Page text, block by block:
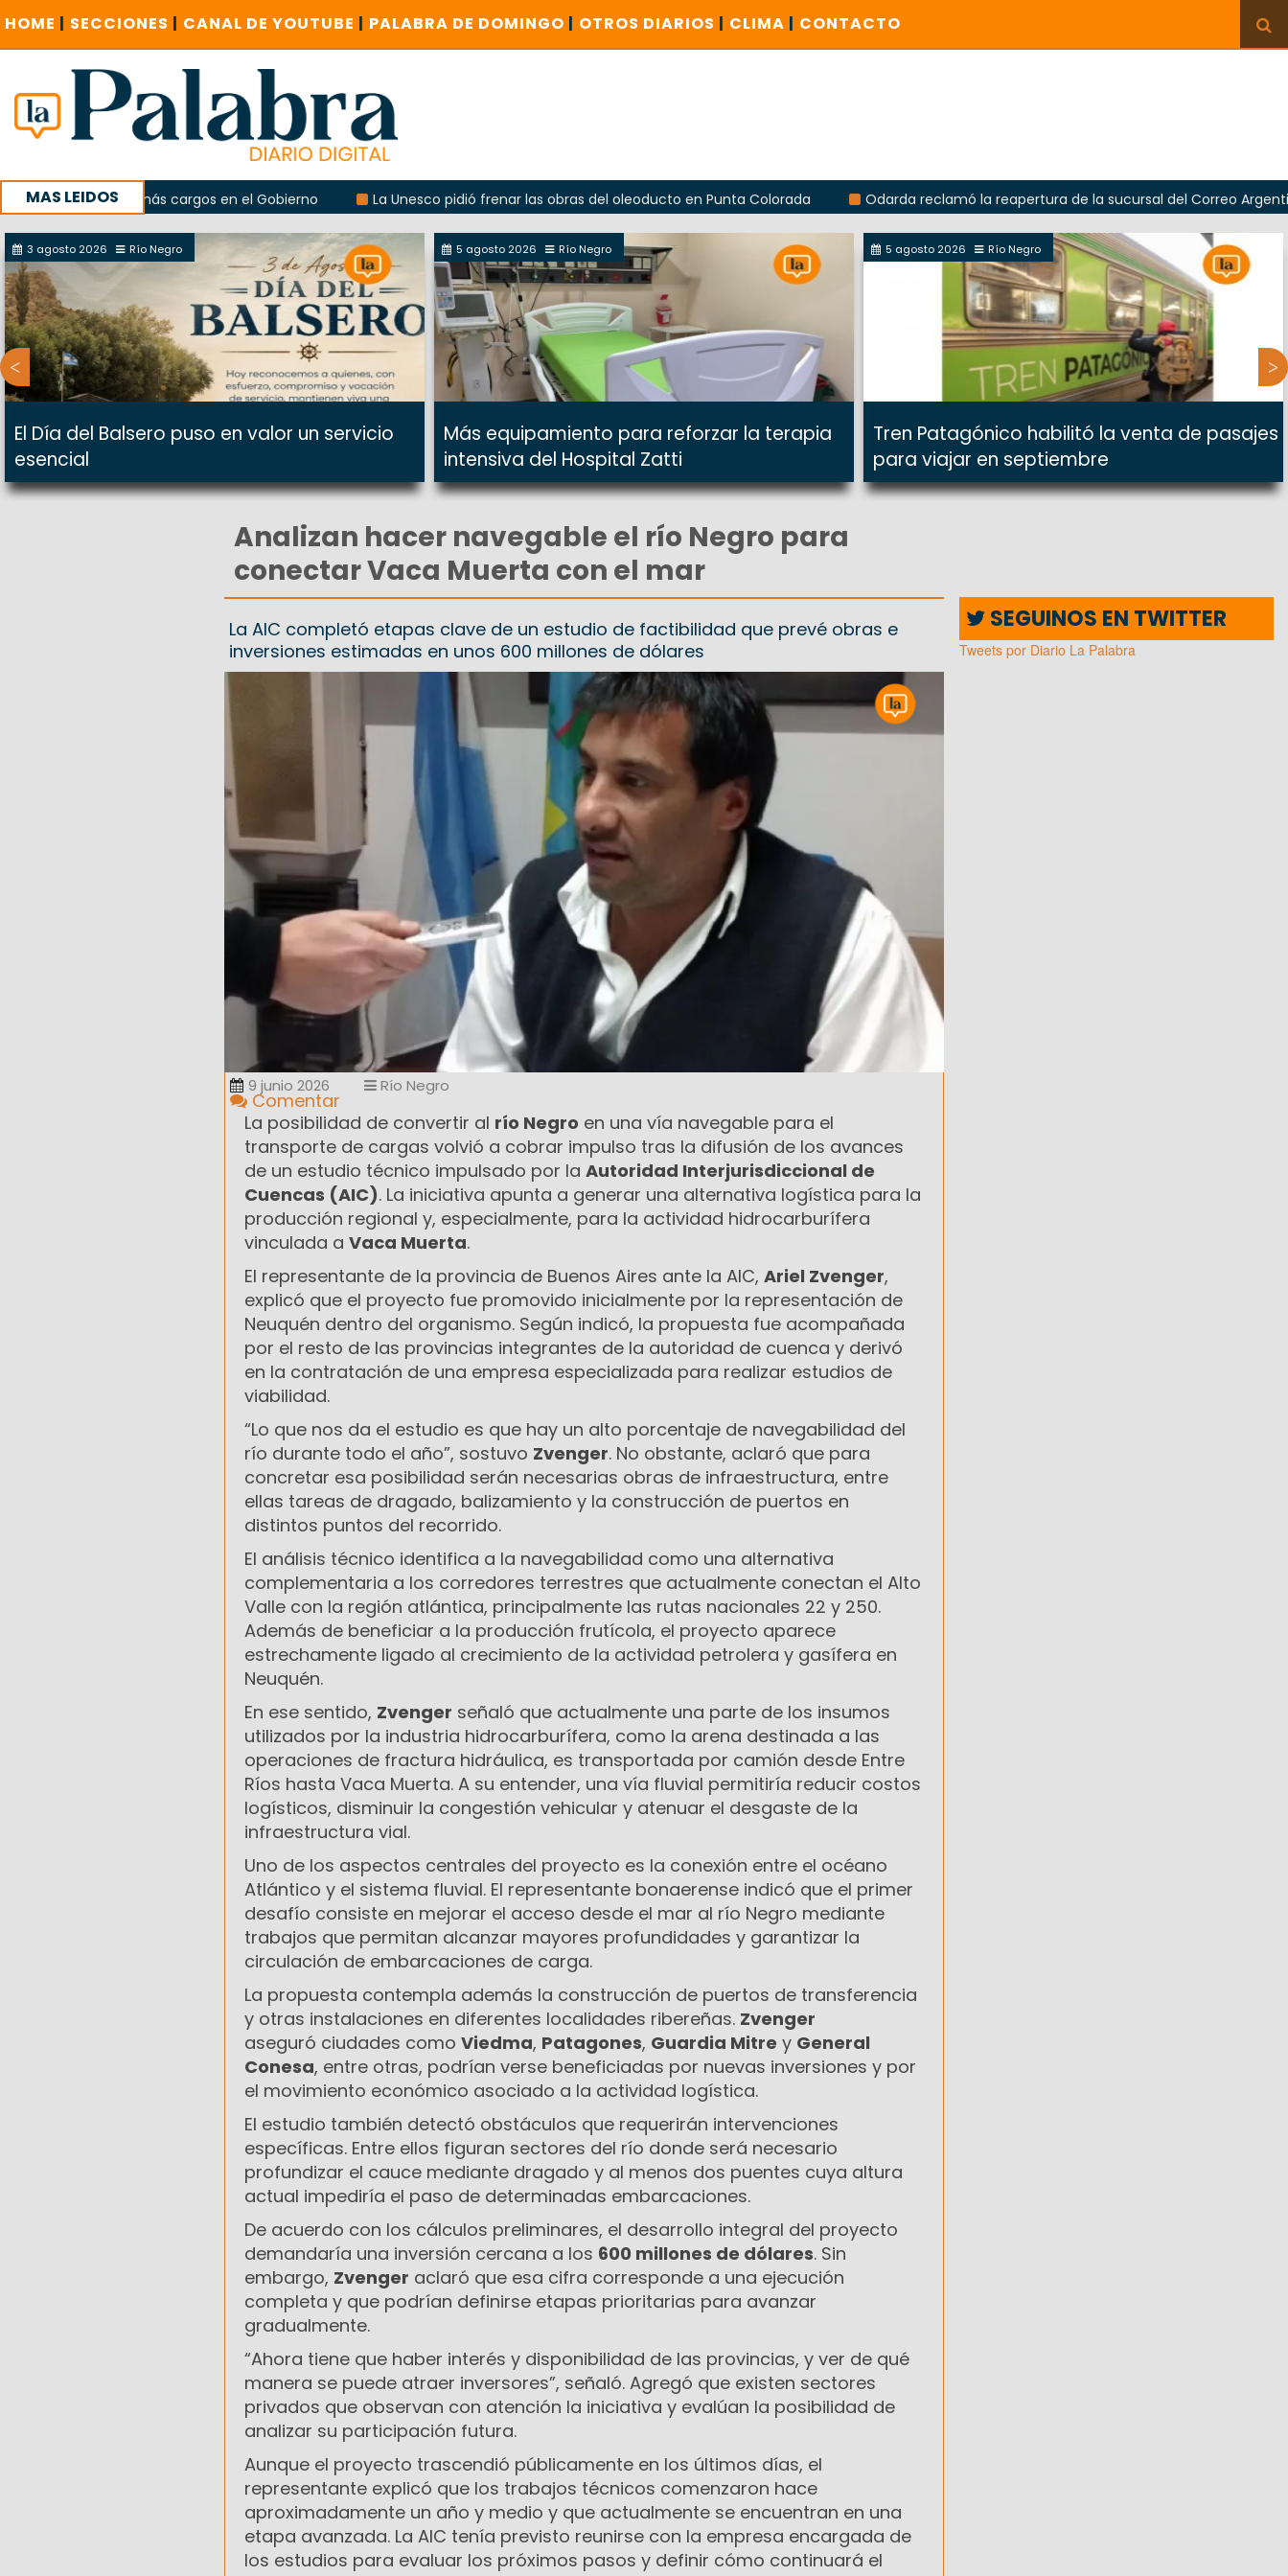
HOME | SECCIONES | CANAL DE YOUTUBE | PALABRA DE DOMINGO | OTROS DIARIOS | CLIMA | CONTACTO
MAS LEIDOS
con más cargos en el Gobierno La Unesco pidió frenar las obras del oleoducto en Punta Colorada
Odarda reclamó la reapertura de la sucursal del Correo Argentino en
del albergue municipal de Viedma
3 agosto 2026 Río Negro
El Día del Balsero puso en valor un servicio
esencial
5 agosto 2026 Río Negro
Más equipamiento para reforzar la terapia
intensiva del Hospital Zatti
5 agosto 2026 Río Negro
Tren Patagónico habilitó la venta de pasajes
para viajar en septiembre
Analizan hacer navegable el río Negro para
conectar Vaca Muerta con el mar
La AIC completó etapas clave de un estudio de factibilidad que prevé obras e
inversiones estimadas en unos 600 millones de dólares
9 junio 2026 Río Negro
Comentar
La posibilidad de convertir al río Negro en una vía navegable para el
transporte de cargas volvió a cobrar impulso tras la difusión de los avances
de un estudio técnico impulsado por la Autoridad Interjurisdiccional de
Cuencas (AIC). La iniciativa apunta a generar una alternativa logística para la
producción regional y, especialmente, para la actividad hidrocarburífera
vinculada a Vaca Muerta.
El representante de la provincia de Buenos Aires ante la AIC, Ariel Zvenger,
explicó que el proyecto fue promovido inicialmente por la representación de
Neuquén dentro del organismo. Según indicó, la propuesta fue acompañada
por el resto de las provincias integrantes de la autoridad de cuenca y derivó
en la contratación de una empresa especializada para realizar estudios de
viabilidad.
“Lo que nos da el estudio es que hay un alto porcentaje de navegabilidad del
río durante todo el año”, sostuvo Zvenger. No obstante, aclaró que para
concretar esa posibilidad serán necesarias obras de infraestructura, entre
ellas tareas de dragado, balizamiento y la construcción de puertos en
distintos puntos del recorrido.
El análisis técnico identifica a la navegabilidad como una alternativa
complementaria a los corredores terrestres que actualmente conectan el Alto
Valle con la región atlántica, principalmente las rutas nacionales 22 y 250.
Además de beneficiar a la producción frutícola, el proyecto aparece
estrechamente ligado al crecimiento de la actividad petrolera y gasífera en
Neuquén.
En ese sentido, Zvenger señaló que actualmente una parte de los insumos
utilizados por la industria hidrocarburífera, como la arena destinada a las
operaciones de fractura hidráulica, es transportada por camión desde Entre
Ríos hasta Vaca Muerta. A su entender, una vía fluvial permitiría reducir costos
logísticos, disminuir la congestión vehicular y atenuar el desgaste de la
infraestructura vial.
Uno de los aspectos centrales del proyecto es la conexión entre el océano
Atlántico y el sistema fluvial. El representante bonaerense indicó que el primer
desafío consiste en mejorar el acceso desde el mar al río Negro mediante
trabajos que permitan alcanzar mayores profundidades y garantizar la
circulación de embarcaciones de carga.
La propuesta contempla además la construcción de puertos de transferencia
y otras instalaciones en diferentes localidades ribereñas. Zvenger
aseguró ciudades como Viedma, Patagones, Guardia Mitre y General
Conesa, entre otras, podrían verse beneficiadas por nuevas inversiones y por
el movimiento económico asociado a la actividad logística.
El estudio también detectó obstáculos que requerirán intervenciones
específicas. Entre ellos figuran sectores del río donde será necesario
profundizar el cauce mediante dragado y al menos dos puentes cuya altura
actual impediría el paso de determinadas embarcaciones.
De acuerdo con los cálculos preliminares, el desarrollo integral del proyecto
demandaría una inversión cercana a los 600 millones de dólares. Sin
embargo, Zvenger aclaró que esa cifra corresponde a una ejecución
completa y que podrían definirse etapas prioritarias para avanzar
gradualmente.
“Ahora tiene que haber interés y disponibilidad de las provincias, y ver de qué
manera se puede atraer inversores”, señaló. Agregó que existen sectores
privados que observan con atención la iniciativa y evalúan la posibilidad de
analizar su participación futura.
Aunque el proyecto trascendió públicamente en los últimos días, el
representante explicó que los trabajos técnicos comenzaron hace
aproximadamente un año y medio y que actualmente se encuentran en una
etapa avanzada. La AIC tenía previsto reunirse con la empresa encargada de
los estudios para evaluar los próximos pasos y definir cómo continuará el
SEGUINOS EN TWITTER
Tweets por Diario La Palabra